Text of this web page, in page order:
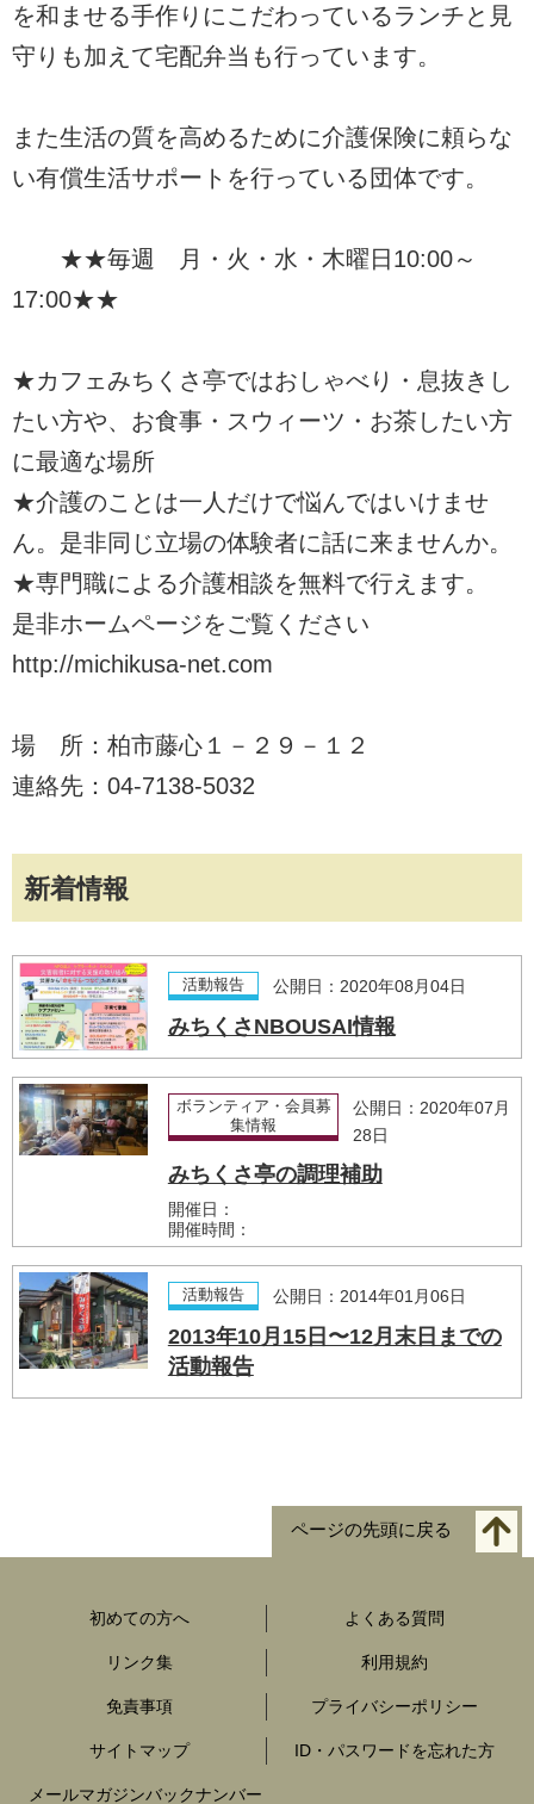
を和ませる手作りにこだわっているランチと見
守りも加えて宅配弁当も行っています。
また生活の質を高めるために介護保険に頼らな
い有償生活サポートを行っている団体です。
★★毎週 月・火・水・木曜日10:00～
17:00★★
★カフェみちくさ亭ではおしゃべり・息抜きし
たい方や、お食事・スウィーツ・お茶したい方
に最適な場所
★介護のことは一人だけで悩んではいけませ
ん。是非同じ立場の体験者に話に来ませんか。
★専門職による介護相談を無料で行えます。
是非ホームページをご覧ください
http://michikusa-net.com
場 所：柏市藤心１－２９－１２
連絡先：04-7138-5032
新着情報
活動報告 公開日：2020年08月04日
みちくさNBOUSAI情報
ボランティア・会員募
集情報
公開日：2020年07月
28日
みちくさ亭の調理補助
開催日：
開催時間：
活動報告 公開日：2014年01月06日
2013年10月15日〜12月末日までの
活動報告
ページの先頭に戻る
初めての方へ よくある質問
リンク集 利用規約
免責事項 プライバシーポリシー
サイトマップ ID・パスワードを忘れた方
メールマガジンバックナンバー